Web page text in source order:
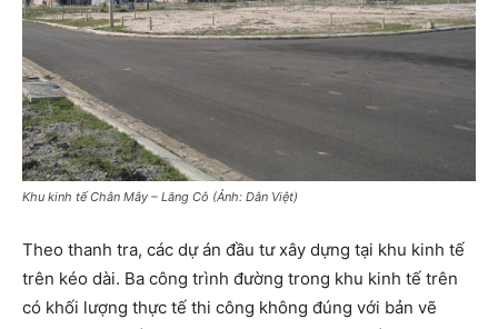
Khu kinh tế Chân Mây – Lăng Cô (Ảnh: Dân Việt)
Theo thanh tra, các dự án đầu tư xây dựng tại khu kinh tế
trên kéo dài. Ba công trình đường trong khu kinh tế trên
có khối lượng thực tế thi công không đúng với bản vẽ